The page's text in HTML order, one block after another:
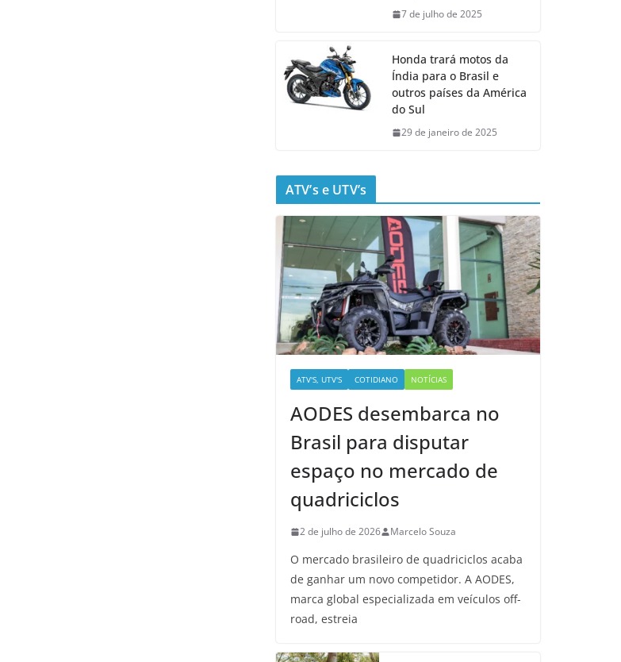
7 de julho de 2025
Honda trará motos da
Índia para o Brasil e
outros países da América
do Sul
29 de janeiro de 2025
ATV’s e UTV’s
ATV'S, UTV'S COTIDIANO NOTÍCIAS
AODES desembarca no
Brasil para disputar
espaço no mercado de
quadriciclos
2 de julho de 2026 Marcelo Souza
O mercado brasileiro de quadriciclos acaba
de ganhar um novo competidor. A AODES,
marca global especializada em veículos off-
road, estreia